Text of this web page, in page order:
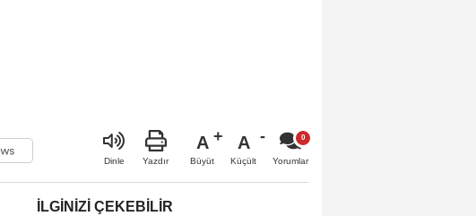
Dinle Yazdır
A
Büyüt
A
Küçült Yorumlar
İLGINIZI ÇEKEBILIR